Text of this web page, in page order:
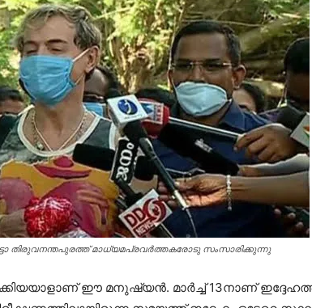
തിരുവനന്തപുരത്ത് മാധ്യമപ്രവര്‍ത്തകരോടു സംസാരിക്കുന്നു
ഈ മനുഷ്യന്‍. മാര്‍ച്ച് 13നാണ്